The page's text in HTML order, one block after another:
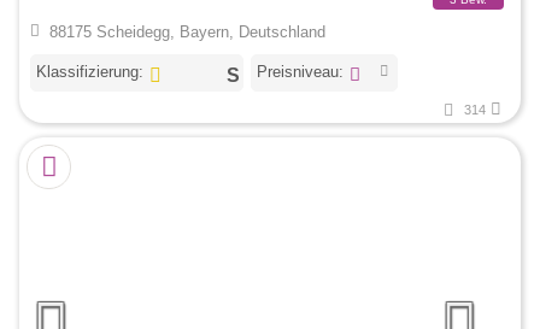
88175 Scheidegg, Bayern, Deutschland
Klassifizierung: Preisniveau:
314